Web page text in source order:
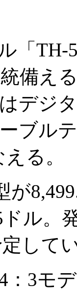
「TH-
備え
デジ
ブル
る。
ドル。
して
3モ